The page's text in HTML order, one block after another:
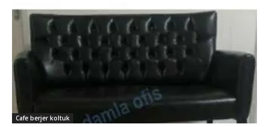
Cafe berjer koltuk